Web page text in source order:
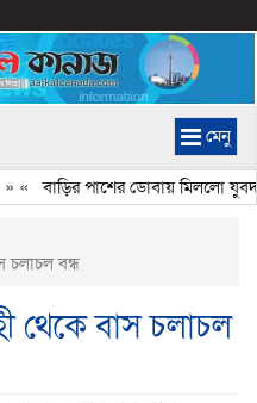
মেনু
বাড়ির পাশের ডোবায় মিললো যুবদল
চলাচল বন্ধ
থেকে বাস চলাচল